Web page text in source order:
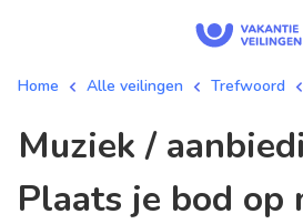
Home Alle veilingen Trefwoord
muziek / aanbiedingen -
Plaats je bod op